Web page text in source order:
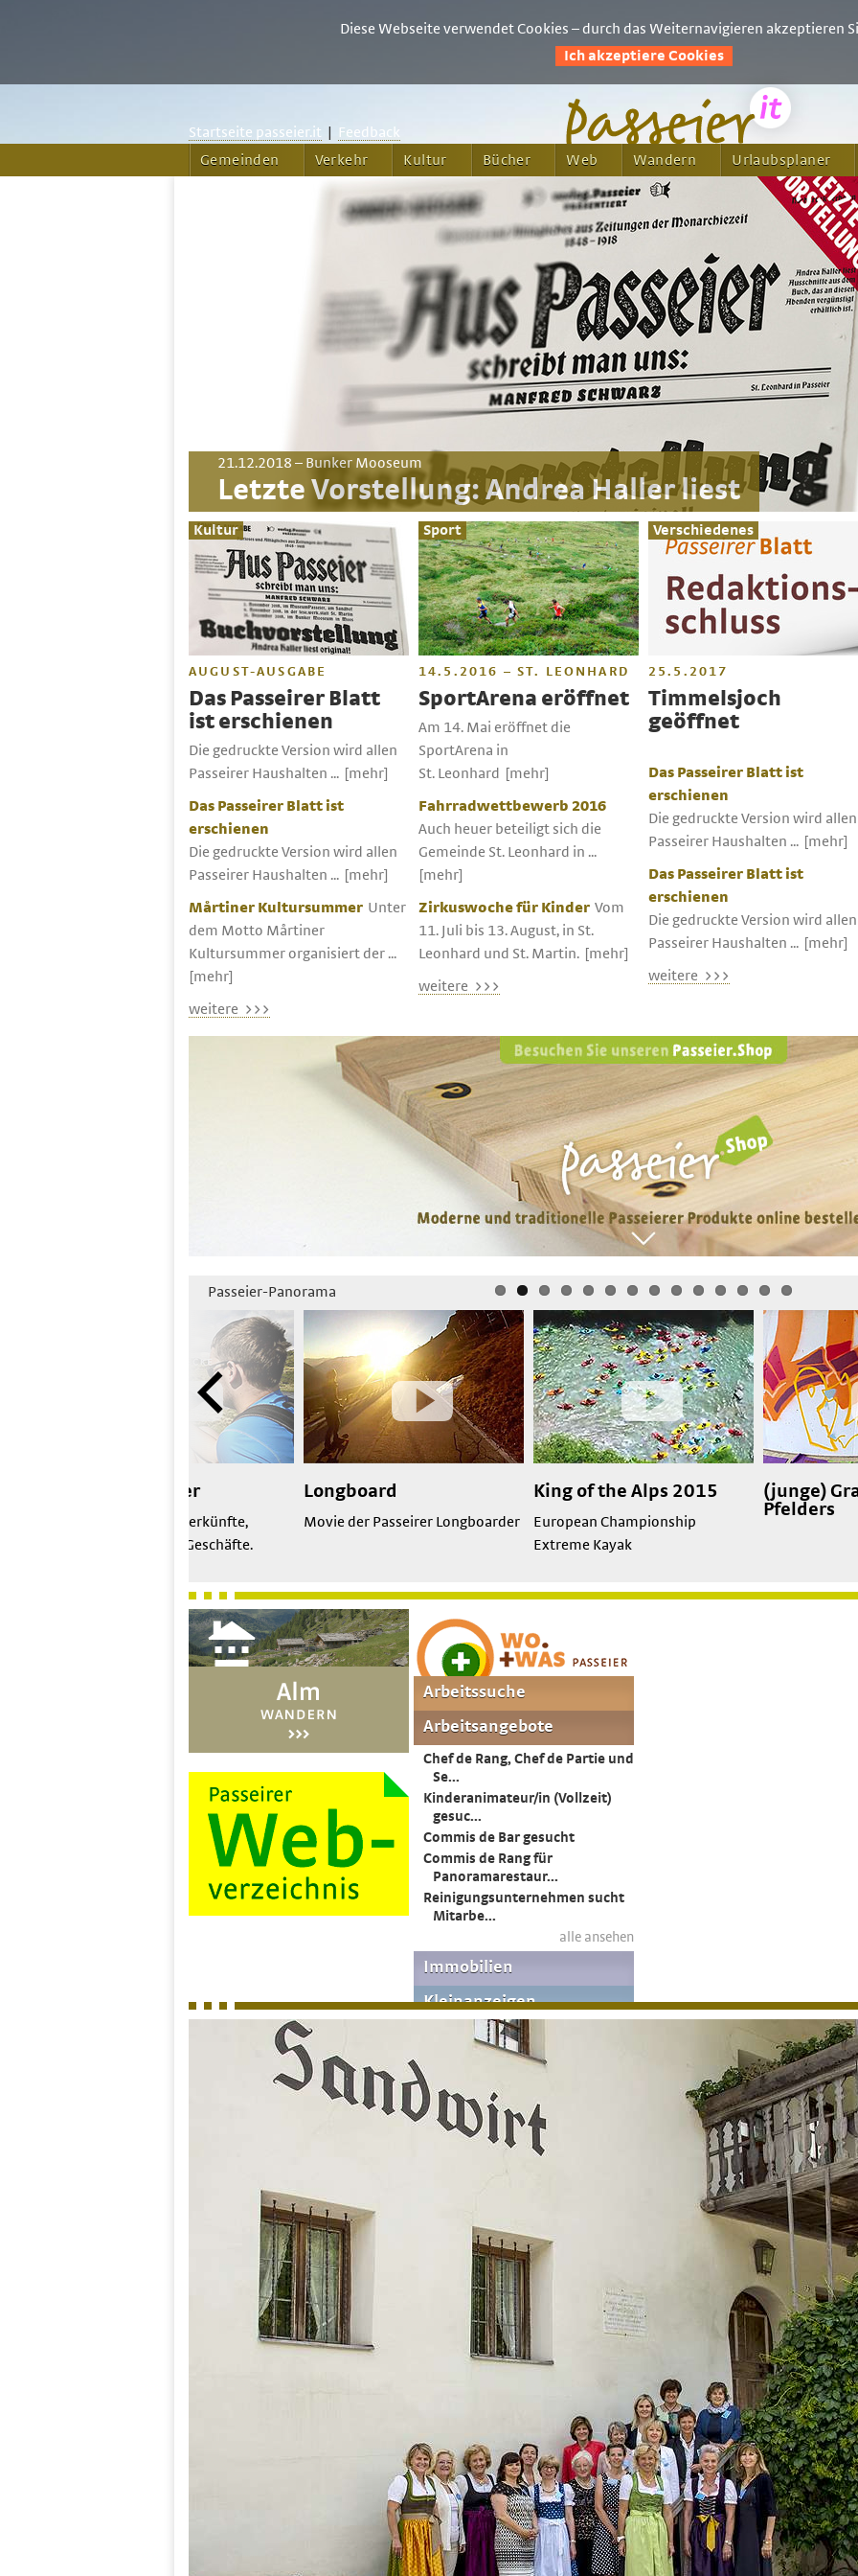
Startseite passeier.it
Feedback
Gemeinden
Verkehr Kultur Bücher Web Wandern Urlaubsplaner
21.12.2018 – Bunker Mooseum
Letzte Vorstellung: Andrea Haller liest
Kultur
AUGUST-AUSGABE
Das Passeirer Blatt
ist erschienen
Die gedruckte Version wird allen
Passeirer Haushalten ... [mehr]
Das Passeirer Blatt ist
erschienen
Die gedruckte Version wird allen
Passeirer Haushalten ... [mehr]
Mårtiner Kultursummer Unter
dem Motto Mårtiner
Kultursummer organisiert der ...
[mehr]
weitere >>>
Sport
14.5.2016 – ST. LEONHARD
SportArena eröffnet
Am 14. Mai eröffnet die
SportArena in
St. Leonhard
[mehr]
Fahrradwettbewerb 2016
Auch heuer beteiligt sich die
Gemeinde St. Leonhard in ...
[mehr]
Zirkuswoche für Kinder Vom
11. Juli bis 13. August, in St.
Leonhard und St. Martin. [mehr]
weitere >>>
Verschiedenes
25.5.2017
Timmelsjoch
geöffnet
Das Passeirer Blatt ist
erschienen
Die gedruckte Version wird allen
Passeirer Haushalten ... [mehr]
Das Passeirer Blatt ist
erschienen
Die gedruckte Version wird allen
Passeirer Haushalten ... [mehr]
weitere >>>
Passeier-Panorama
Urlaubsplaner
Alle Passeirer Unterkünfte,
Restaurants und Geschäfte.
Longboard
Movie der Passeirer Longboarder
King of the Alps 2015
European Championship
Extreme Kayak
(junge)
Pfelders
Diese Webseite verwendet Cookies – durch das Weiternavigieren akzeptieren
Ich akzeptiere Cookies